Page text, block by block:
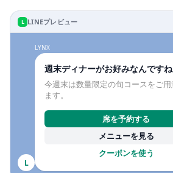
L LINEプレビュー
L
LYNX
週末ディナーがお好みなんです
今週末は数量限定の旬コースをご
ます。
席を予約する
メニューを見る
クーポンを使う